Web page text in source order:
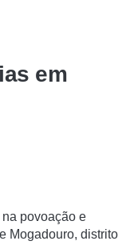
em
na povoação e
Mogadouro, distrito